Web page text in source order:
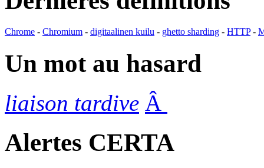
Chrome - Chromium - digitaalinen kuilu - ghetto sharding - HTTP-
Un mot au hasard
liaison tardive Â
Alertes CERTA